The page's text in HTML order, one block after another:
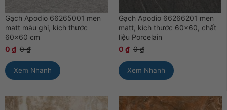
Gạch Apodio 66265001 men
matt màu ghi, kích thước
60×60 cm
0 ₫ 0₫
Xem Nhanh
Gạch Apodio 66266201 men
matt, kích thước 60×60, chất
liệu Porcelain
0 ₫ 0₫
Xem Nhanh